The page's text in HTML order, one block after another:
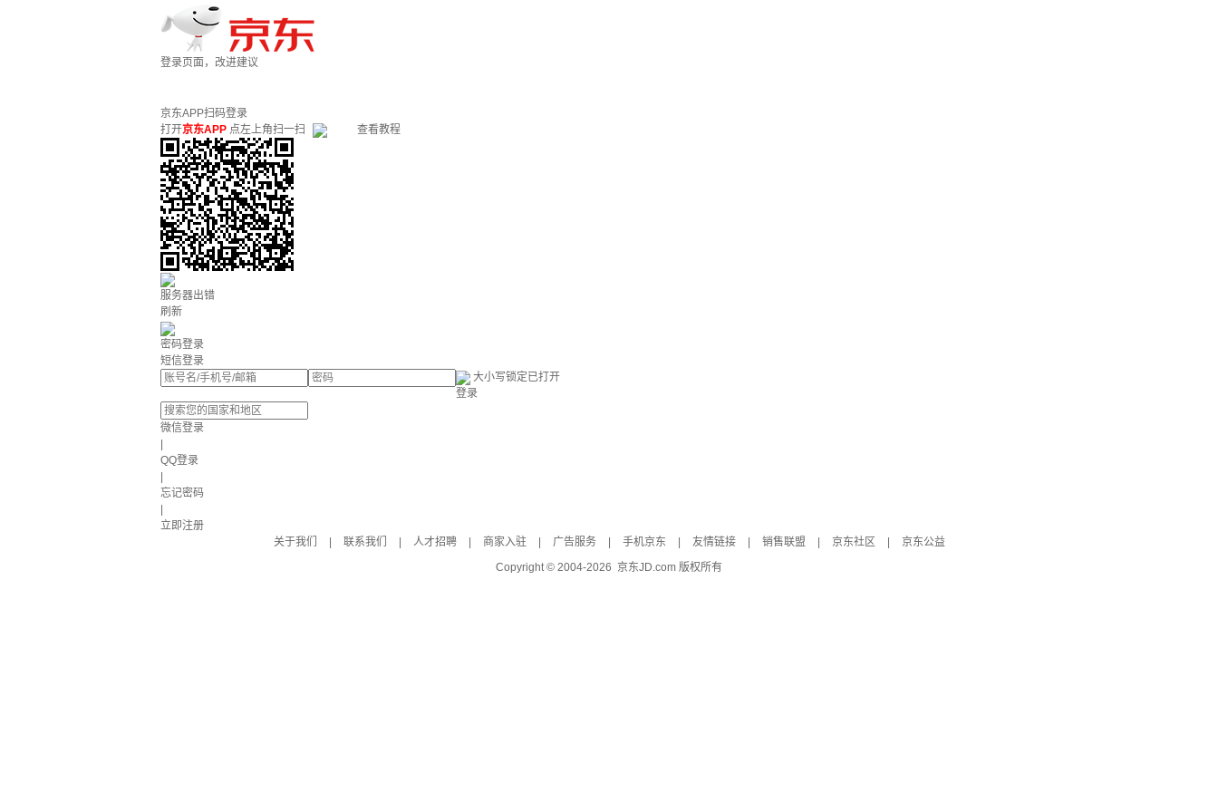
登录页面，改进建议
京东APP扫码登录
打开京东APP 点左上角扫一扫 查看教程
服务器出错
刷新
密码登录
短信登录
大小写锁定已打开
登录
微信登录
QQ登录
忘记密码
立即注册
关于我们
联系我们 人才招聘 商家入驻 广告服务 手机京东 友情链接 销售联盟 京东社区
京东公益
Copyright © 2004-2026 京东JD.com 版权所有